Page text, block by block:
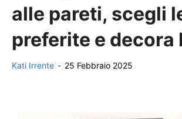
alle pareti, scegli
preferite e decora
Kati Irrente - 25 Febbraio 2025